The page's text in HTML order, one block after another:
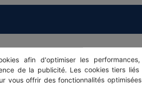
afin d'optimiser les
de la publicité. Les cookies tiers liés
vous offrir des fonctionnalités